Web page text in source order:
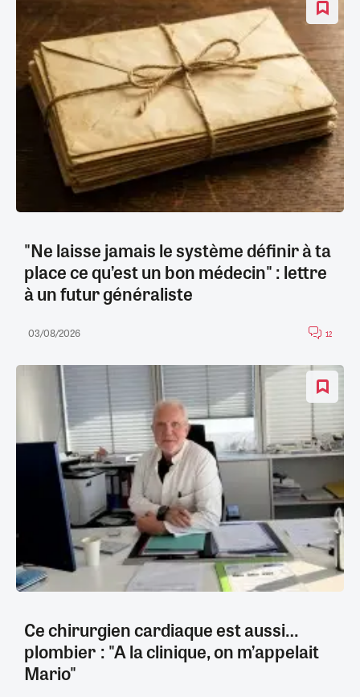
"Ne laisse jamais le système définir à ta
place ce qu’est un bon médecin" : lettre
à un futur généraliste
03/08/2026 12
Ce chirurgien cardiaque est aussi…
plombier : "A la clinique, on m’appelait
Mario"